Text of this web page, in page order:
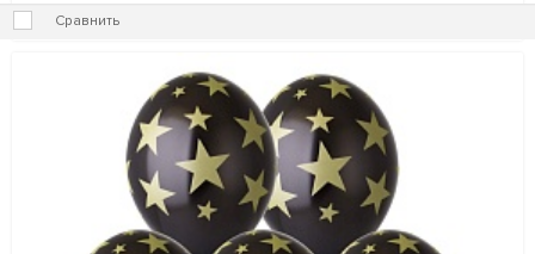
Сравнить